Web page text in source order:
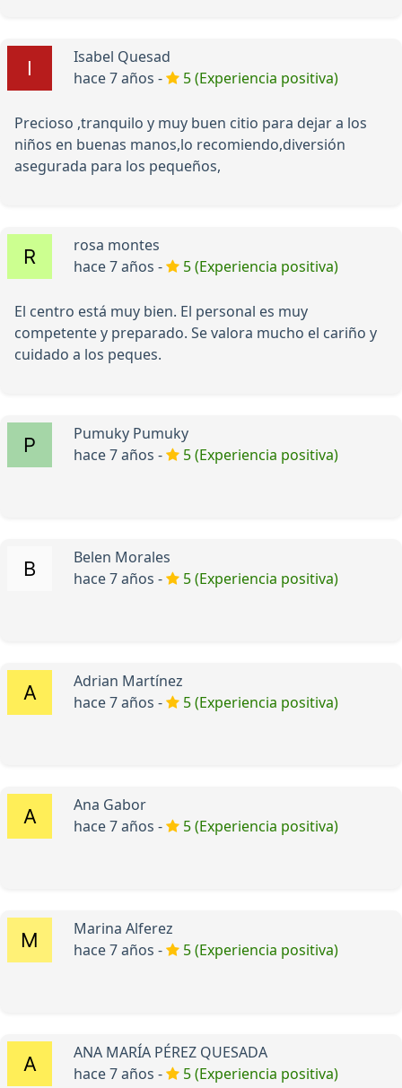
Isabel Quesad
hace 7 años -
5 (Experiencia positiva)
Precioso ,tranquilo y muy buen citio para dejar a los
niños en buenas manos,lo recomiendo,diversión
asegurada para los pequeños,
rosa montes
hace 7 años -
5 (Experiencia positiva)
El centro está muy bien. El personal es muy
competente y preparado. Se valora mucho el cariño y
cuidado a los peques.
Pumuky Pumuky
hace 7 años -
5 (Experiencia positiva)
Belen Morales
hace 7 años -
5 (Experiencia positiva)
Adrian Martínez
hace 7 años -
5 (Experiencia positiva)
Ana Gabor
hace 7 años -
5 (Experiencia positiva)
Marina Alferez
hace 7 años -
5 (Experiencia positiva)
ANA MARÍA PÉREZ QUESADA
hace 7 años -
5 (Experiencia positiva)